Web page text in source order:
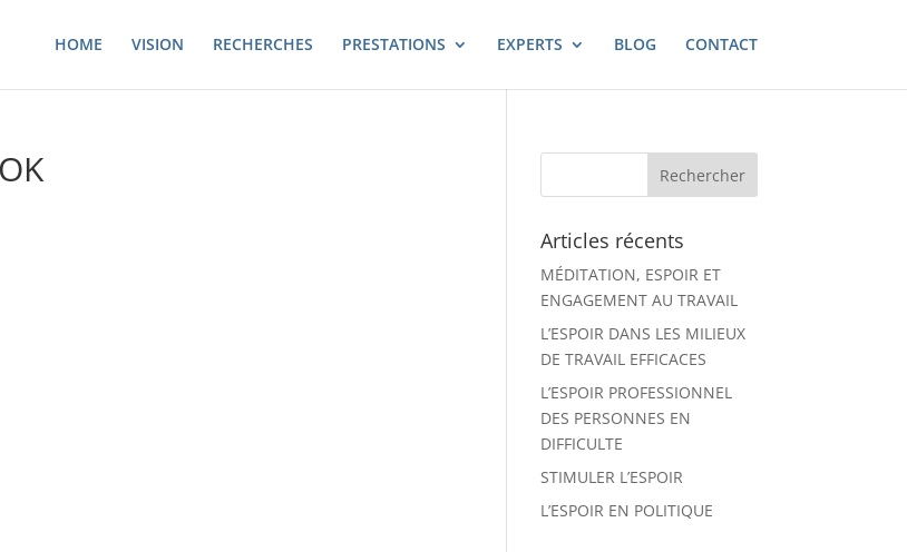
HOME VISION RECHERCHES PRESTATIONS EXPERTS BLOG CONTACT
Articles récents
MÉDITATION, ESPOIR ET
ENGAGEMENT AU TRAVAIL
L’ESPOIR DANS LES MILIEUX
DE TRAVAIL EFFICACES
L’ESPOIR PROFESSIONNEL
DES PERSONNES EN
DIFFICULTE
STIMULER L’ESPOIR
L’ESPOIR EN POLITIQUE